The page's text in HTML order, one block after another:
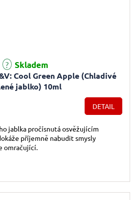
Cool Green Apple (Chladivé
jablko) 10ml
Skladem
DETAIL
jablka pročísnutá osvěžujícím
příjemně nabudit smysly
omračující.